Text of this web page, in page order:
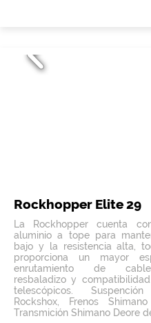
Rockhopper Elite 29
La Rockhopper cuenta
aluminio a tope para
bajo y la resistencia alta,
proporciona un mayor
enrutamiento de
resbaladizo y
telescópicos.
Rockshox, Frenos Shimano
Transmición Shimano Deore